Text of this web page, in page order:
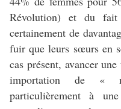
Révolution) et du fait
certainement de
fuir que leurs sœurs en
cas présent, avancer
importation de «
particulièrement à